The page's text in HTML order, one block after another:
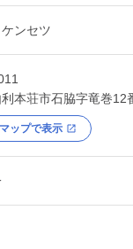
ンセツ
利本荘市石脇字竜巻12
ップで表示